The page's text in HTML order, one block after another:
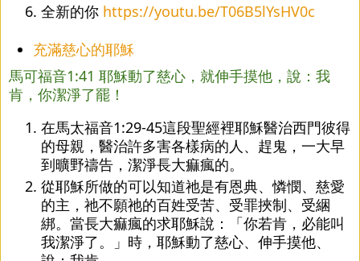
全新的你 https://youtu.be/T06B5lYsHV0c
充滿慈心的耶穌
馬可福音1:41 耶穌動了慈心，就伸手摸他，說：我
肯，你潔淨了罷！
在馬太福音1:29-45這段聖經裡耶穌醫治西門彼得
的母親，醫治許多害各樣病的人、趕鬼，一大早
到曠野禱告，潔淨長大痲瘋的。
從耶穌所做的可以知道祂是有恩典、憐憫、慈愛
的主，祂不願祂的百姓受苦、受罪挾制、受綑
綁。當長大痲瘋的求耶穌說：「你若肯，必能叫
我潔淨了。」時，耶穌動了慈心、伸手摸他、